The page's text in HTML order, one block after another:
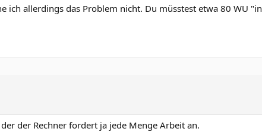
ich allerdings das Problem nicht. Du müsstest etwa 80 WU "in
der Rechner fordert ja jede Menge Arbeit an.